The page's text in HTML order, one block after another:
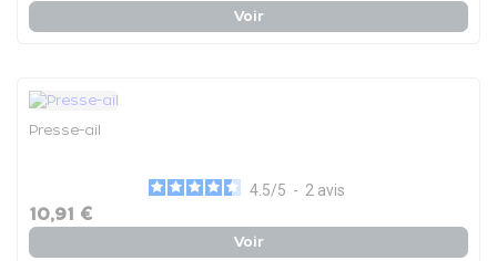
Voir
Presse-ail
4.5/5 - 2 avis
10,91 €
Voir